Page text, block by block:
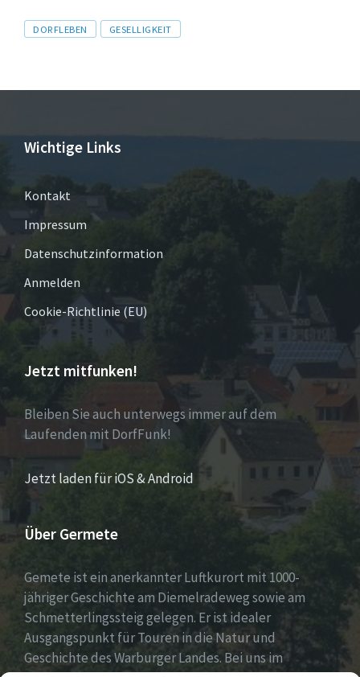
Tags
DORFLEBEN GESELLIGKEIT
Wichtige Links
Kontakt
Impressum
Datenschutzinformation
Anmelden
Cookie-Richtlinie (EU)
Jetzt mitfunken!
Bleiben Sie auch unterwegs immer auf dem
Laufenden mit DorfFunk!
Jetzt laden für iOS & Android
Über Germete
Gemete ist ein anerkannter Luftkurort mit 1000-
jähriger Geschichte am Diemelradeweg sowie am
Schmetterlingssteig gelegen. Er ist idealer
Ausgangspunkt für Touren in die Natur und
Geschichte des Warburger Landes. Bei uns im